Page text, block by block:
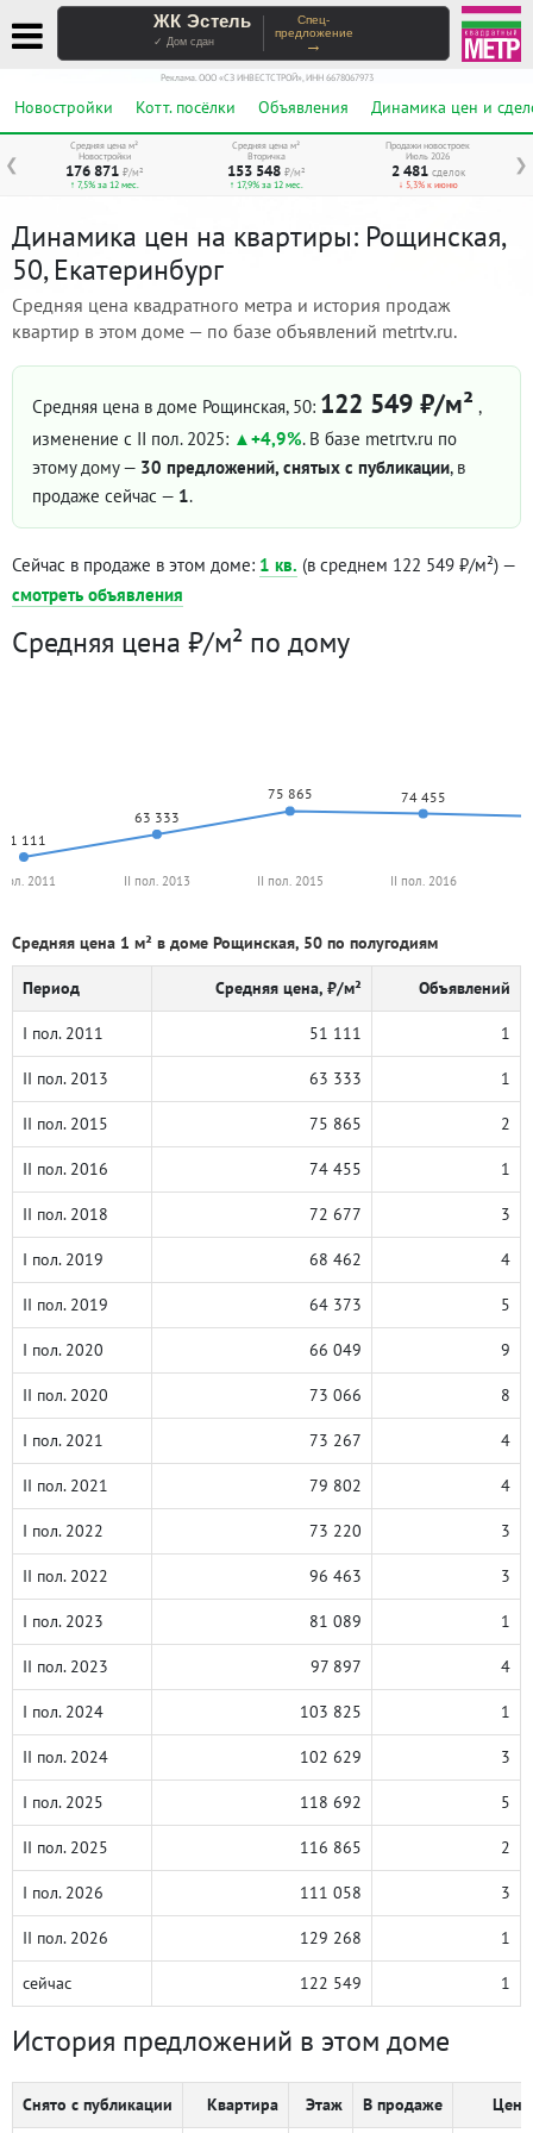
ЖК Эстель
✓ Дом сдан
Спец-
предложение
→
Реклама. ООО «СЗ ИНВЕСТСТРОЙ», ИНН 6678067973
Новостройки Котт. посёлки Объявления Динамика цен и
❮ ❯
Средняя цена м²
Новостройки
176 871 ₽/м²
↑ 7,5% за 12 мес.
Средняя цена м²
Вторичка
153 548 ₽/м²
↑ 17,9% за 12 мес.
Продажи новостроек
Июль 2026
2 481 сделок
↓ 5,3% к июню
Динамика цен на квартиры: Рощинская,
50, Екатеринбург
Средняя цена квадратного метра и история продаж
квартир в этом доме — по базе объявлений metrtv.ru.
Средняя цена в доме Рощинская, 50: 122 549 ₽/м² ,
изменение с II пол. 2025:
+4,9%. В базе metrtv.ru по
этому дому — 30 предложений, снятых с публикации, в
продаже сейчас — 1.
Сейчас в продаже в этом доме: 1 кв. (в среднем 122 549 ₽/м²) —
смотреть объявления
Средняя цена ₽/м² по дому
51 111
63 333
75 865 74 455
2011 II пол. 2013 II пол. 2015 II пол. 2016
Средняя цена 1 м² в доме Рощинская, 50 по полугодиям
Период Средняя цена, ₽/м² Объявлений
I пол. 2011 51 111 1
II пол. 2013 63 333 1
II пол. 2015 75 865 2
II пол. 2016 74 455 1
II пол. 2018 72 677 3
I пол. 2019 68 462 4
II пол. 2019 64 373 5
I пол. 2020 66 049 9
II пол. 2020 73 066 8
I пол. 2021 73 267 4
II пол. 2021 79 802 4
I пол. 2022 73 220 3
II пол. 2022 96 463 3
I пол. 2023 81 089 1
II пол. 2023 97 897 4
I пол. 2024 103 825 1
II пол. 2024 102 629 3
I пол. 2025 118 692 5
II пол. 2025 116 865 2
I пол. 2026 111 058 3
II пол. 2026 129 268 1
сейчас 122 549 1
История предложений в этом доме
Снято с публикации Квартира Этаж В продаже